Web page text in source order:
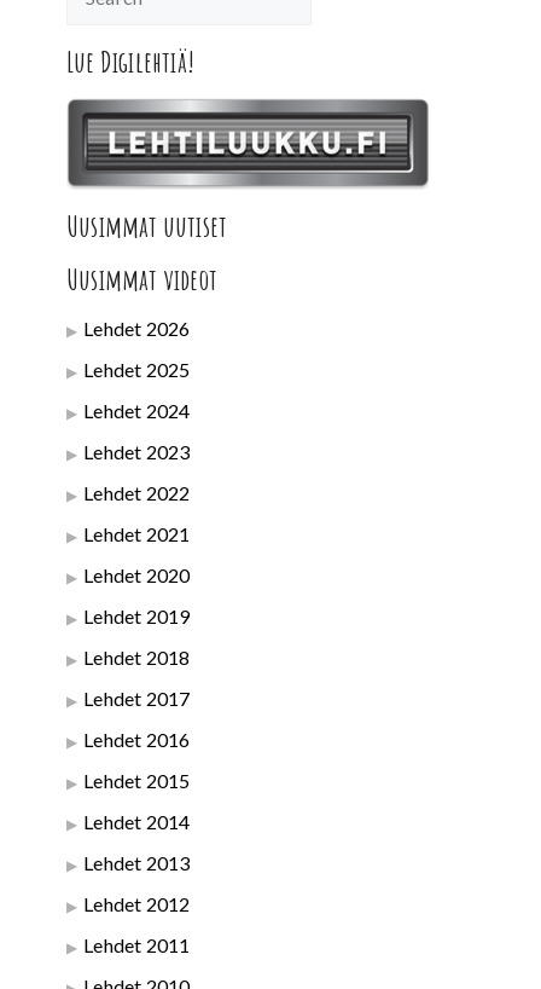
Lue Digilehtiä!
Uusimmat uutiset
Uusimmat videot
Lehdet 2026
Lehdet 2025
Lehdet 2024
Lehdet 2023
Lehdet 2022
Lehdet 2021
Lehdet 2020
Lehdet 2019
Lehdet 2018
Lehdet 2017
Lehdet 2016
Lehdet 2015
Lehdet 2014
Lehdet 2013
Lehdet 2012
Lehdet 2011